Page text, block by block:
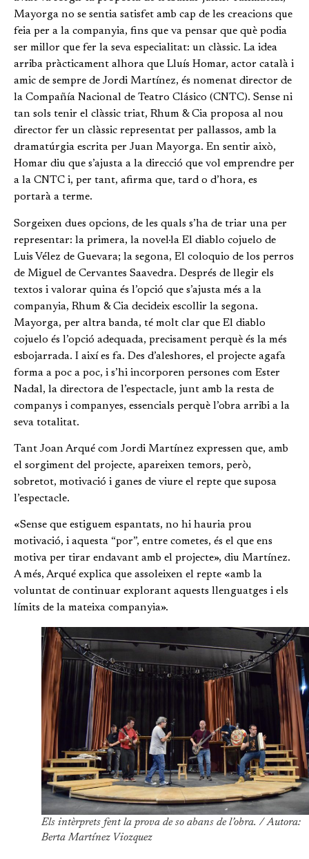
Mayorga no se sentia satisfet amb cap de les creacions que
feia per a la companyia, fins que va pensar que què podia
ser millor que fer la seva especialitat: un clàssic. La idea
arriba pràcticament alhora que Lluís Homar, actor català i
amic de sempre de Jordi Martínez, és nomenat director de
la Compañía Nacional de Teatro Clásico (CNTC). Sense ni
tan sols tenir el clàssic triat, Rhum & Cia proposa al nou
director fer un clàssic representat per pallassos, amb la
dramatúrgia escrita per Juan Mayorga. En sentir això,
Homar diu que s’ajusta a la direcció que vol emprendre per
a la CNTC i, per tant, afirma que, tard o d’hora, es
portarà a terme.
Sorgeixen dues opcions, de les quals s’ha de triar una per
representar: la primera, la novel·la El diablo cojuelo de
Luis Vélez de Guevara; la segona, El coloquio de los perros
de Miguel de Cervantes Saavedra. Després de llegir els
textos i valorar quina és l’opció que s’ajusta més a la
companyia, Rhum & Cia decideix escollir la segona.
Mayorga, per altra banda, té molt clar que El diablo
cojuelo és l’opció adequada, precisament perquè és la més
esbojarrada. I així es fa. Des d’aleshores, el projecte agafa
forma a poc a poc, i s’hi incorporen persones com Ester
Nadal, la directora de l’espectacle, junt amb la resta de
companys i companyes, essencials perquè l’obra arribi a la
seva totalitat.
Tant Joan Arqué com Jordi Martínez expressen que, amb
el sorgiment del projecte, apareixen temors, però,
sobretot, motivació i ganes de viure el repte que suposa
l’espectacle.
«Sense que estiguem espantats, no hi hauria prou
motivació, i aquesta “por”, entre cometes, és el que ens
motiva per tirar endavant amb el projecte», diu Martínez.
A més, Arqué explica que assoleixen el repte «amb la
voluntat de continuar explorant aquests llenguatges i els
límits de la mateixa companyia».
Els intèrprets fent la prova de so abans de l’obra. / Autora:
Berta Martínez Viozquez